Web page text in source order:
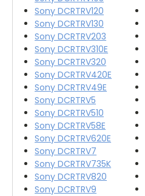
Sony DCRTRV120
Sony DCRTRV130
Sony DCRTRV203
Sony DCRTRV310E
Sony DCRTRV320
Sony DCRTRV420E
Sony DCRTRV49E
Sony DCRTRV5
Sony DCRTRV510
Sony DCRTRV58E
Sony DCRTRV620E
Sony DCRTRV7
Sony DCRTRV735K
Sony DCRTRV820
Sony DCRTRV9